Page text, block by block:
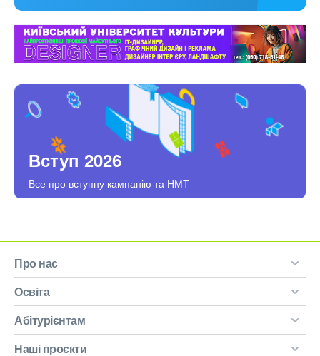
Вступ 2026
Все про вступну кампанію та НМТ
Про нас
Освіта
Абітурієнтам
Наші проєкти